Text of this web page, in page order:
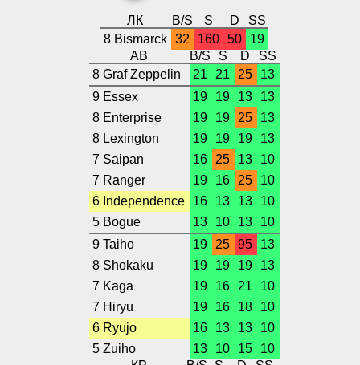
ЛК B/S S D
SS
8 Bismarck 32 160 50
19
АВ
B/S S D
SS
8 Graf Zeppelin
21 21 25
13
9 Essex
19 19 13
13
8 Enterprise
19 19 25
13
8 Lexington
19 19 19
13
7 Saipan
16 25 13
10
7 Ranger
19 16 25
10
6 Independence
16 13 13
10
5 Bogue
13 10 13
10
9 Taiho
19 25 95
13
8 Shokaku
19 19 19
13
7 Kaga
19 16 21
10
7 Hiryu
19 16 18
10
6 Ryujo
16 13 13
10
5 Zuiho
13 10 15
10